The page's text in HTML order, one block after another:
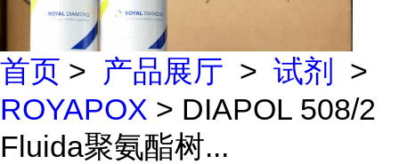
首页 > 产品展厅 > 试剂 >
ROYAPOX > DIAPOL 508/2
Fluida聚氨酯树...